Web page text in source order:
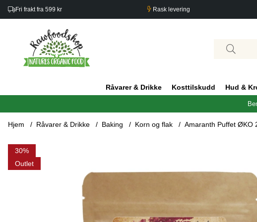
Fri frakt fra 599 kr Rask levering
Råvarer & Drikke Kosttilskudd Hud &
Hjem Råvarer & Drikke Baking Korn og flak Amaranth Puffet ØKO
30
Outlet
Produktbilder Amaranth Puffet ØKO 200g